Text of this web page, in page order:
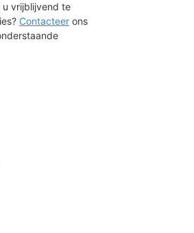
u vrijblijvend te
Contacteer ons